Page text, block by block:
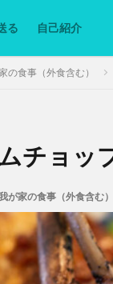
る 自己紹介
の食事（外食含む）
チョッ
が家の食事（外食含む）
カテゴリー
Ninjatrader PC